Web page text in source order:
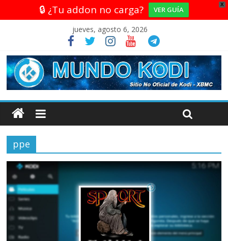
X
🔒 ¿Tu addon no carga? VER GUÍA
jueves, agosto 6, 2026
ppe